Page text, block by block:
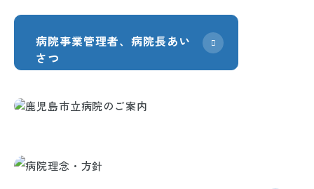
病院事業管理者、病院長あい
さつ